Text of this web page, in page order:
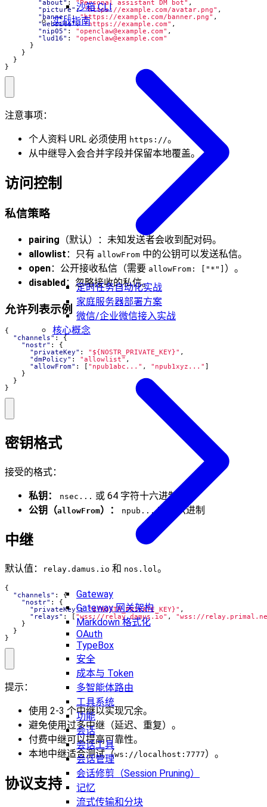
沙箱 CLI
实战指南
定时任务自动化实战
家庭服务器部署方案
微信/企业微信接入实战
核心概念
Gateway
Gateway 网关架构
Markdown 格式化
OAuth
TypeBox
安全
成本与 Token
多智能体路由
工具系统
功能
会话
会话工具
会话管理
会话修剪（Session Pruning）
记忆
流式传输和分块
"about" : "Personal assistant DM bot" ,
"picture" : "https://example.com/avatar.png" ,
"banner": "https://example.com/banner.png" ,
"website": "https://example.com" ,
"nip05" : "openclaw@example.com" ,
"lud16" : "openclaw@example.com"
}
}
}
}
注意事项：
个人资料 URL 必须使用 https://。
从中继导入会合并字段并保留本地覆盖。
访问控制
私信策略
pairing （默认）：未知发送者会收到配对码。
allowlist ：只有 allowFrom 中的公钥可以发送私信。
open：公开接收私信（需要 allowFrom: ["*"] ）。
disabled：忽略接收的私信。
允许列表示例
{
"channels" :
{
"nostr" :
{
"privateKey" : "${NOSTR_PRIVATE_KEY}" ,
"dmPolicy" : "allowlist" ,
"allowFrom" : "npub1abc..." , "npub1xyz..."
}
}
}
密钥格式
接受的格式：
私钥： nsec... 或 64 字符十六进制
公钥（allowFrom）： npub...或十六进制
中继
默认值： relay.damus.io 和 nos.lol。
{
"channels" :
{
"nostr" :
{
"privateKey": "${NOSTR_PRIVATE_KEY}" ,
"relays" : "wss://relay.damus.io" ,
"wss://
}
}
}
提示：
使用 2-3 个中继以实现冗余。
避免使用过多中继（延迟、重复）。
付费中继可以提高可靠性。
本地中继适合测试（ws://localhost:7777）。
协议支持